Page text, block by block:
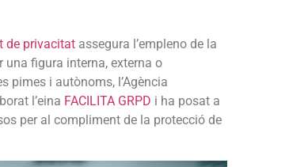
de privacitat assegura l’empleno de la
una figura interna, externa o
pimes i autònoms, l’Agència
l’eina FACILITA GRPD i ha posat a
per al compliment de la protecció de